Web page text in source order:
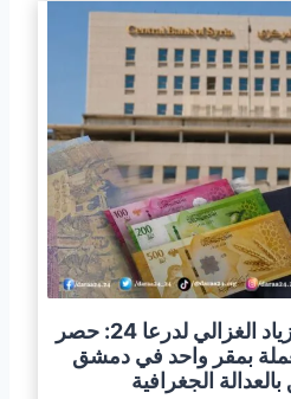
الخبير الاقتصادي زياد الغزالي لدرعا 24: حصر
بمقر واحد في دمشق
الجغرافية